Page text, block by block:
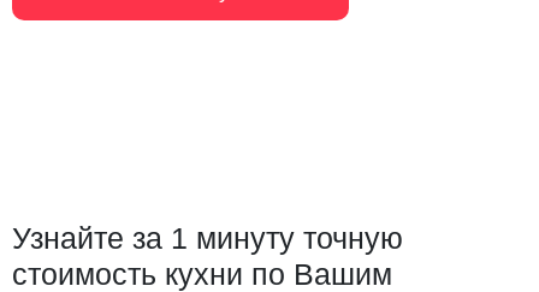
Узнайте за 1 минуту точную
стоимость кухни по Вашим